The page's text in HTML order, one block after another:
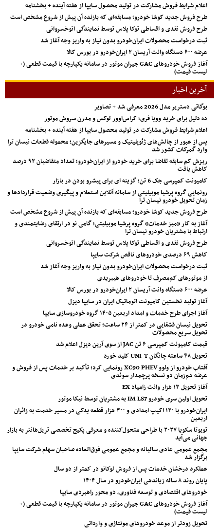
اعلام شرایط فروش مشارکت در تولید محصول سایپا از هفته آینده + بخشنامه
طرح فروش جدید کوشا خودرو؛ مسابقه‌ای که بازنده آن پیش از شروع مشخص است
طرح فروش نقدی و اقساطی توکا پلاس توسط نمایندگی اتوخسروانی
ثبت درخواست محصولات ایران‌خودرو بدون نیاز به واریز وجه آغاز شد
عرضه ۶۰۰ دستگاه وانت آریسان ۲ ایران‌خودرو در بورس کالا
آغاز فروش خودروهای GAC جیران موتور در سامانه یکپارچه با قیمت قطعی (+
لیست قیمت)
آخرین اخبار
بوگاتی دستریر مدل 2026 معرفی شد + تصاویر
ده دلیل برای خرید وویا فری؛ کراس‌اوور لوکس و مدرن سروش موتور
اعلام شرایط فروش مشارکت در تولید محصول سایپا از هفته آینده + بخشنامه
پس از عبور از چالش‌های ژئوپلیتیک و مسیرهای جایگزین؛ محموله قطعات نیسان ترا
وارد گمرکات کشور شد
ریزش کم‌ سابقه تقاضا برای خرید خودرو از ایران‌خودرو؛ تعداد متقاضیان ۹۲ درصد
کاهش یافت
کامیونت کمپرسی جک 6 تن؛ گزینه ای برای پیشرو بودن در بازار
رونمایی گروه پرشیا موبیلیتی از سامانه آنلاین استعلام و پیگیری وضعیت قراردادها و
زمان تحویل خودرو نیسان ترا
طرح فروش جدید کوشا خودرو؛ مسابقه‌ای که بازنده آن پیش از شروع مشخص است
آغاز به کار «میز خدمات» گروه پرشیا موبیلیتی؛ گامی نو در ارتقای رضایتمندی و
ارتباط با مشتریان خودرو نیسان ترا
طرح فروش نقدی و اقساطی توکا پلاس توسط نمایندگی اتوخسروانی
کاهش ۶۹ درصدی خودروهای ناقص شرکت سایپا
ثبت درخواست محصولات ایران‌خودرو بدون نیاز به واریز وجه آغاز شد
از موتورهای کم‌مصرف تا خودروهای هیبریدی
عرضه ۶۰۰ دستگاه وانت آریسان ۲ ایران‌خودرو در بورس کالا
آغاز تولید نخستین کامیونت اتوماتیک ایران در سایپا دیزل
آغاز اجرای طرح خدمات و امداد اربعین ۱۴۰۵ گروه خودروسازی سایپا
تحویل نیسان قشقایی در کمتر از ۲۴ ساعت؛ تحقق عملی وعده نامی خودرو در
تحویل سریع محصولات
قیمت کامیونت کمپرسی ۶ تن JAC از سوی آرین دیزل اعلام شد
تحویل ۴۸ ساعته چانگان UNI-T کلید خورد
آفتاب خودرو از ولوو XC90 PHEV رونمایی کرد؛ تأکید بر خدمات پس از فروش و
عرضه هم‌زمان دو نسخه پرچمدار سوئدی
آغاز تحویل ۱۳ هزار وانت زامیاد EX
تحویل اولین سری خودرو IM LS7 به مشتریان توسط نیکا موتور
ایران‌خودرو با ۱۲۰ اکیپ امدادی و ۳۰۰ هزار قطعه یدکی در مسیر خدمت به زائران
اربعین
تویوتا سکویا ۲۰۲۷ با طراحی متحول‌کننده و معرفی پکیج تخصصی تریل‌هانتر به بازار
جهانی می‌آید
مجمع عمومی عادی سالیانه و مجمع عمومی فوق‌العاده صاحبان سهام شرکت سایپا
برگزار شد
عملکرد درخشان خدمات پس از فروش لوکانو در کمتر از دو سال
پایان روند ۸ ساله زیاندهی ایران‌خودرو در سال ۱۴۰۴
خودروهای اقتصادی و توسعه فناوری، دو محور راهبردی سایپا
آغاز فروش خودروهای GAC جیران موتور در سامانه یکپارچه با قیمت قطعی (+
لیست قیمت)
تحویل زودتر از موعد خودروهای مونتاژی و وارداتی